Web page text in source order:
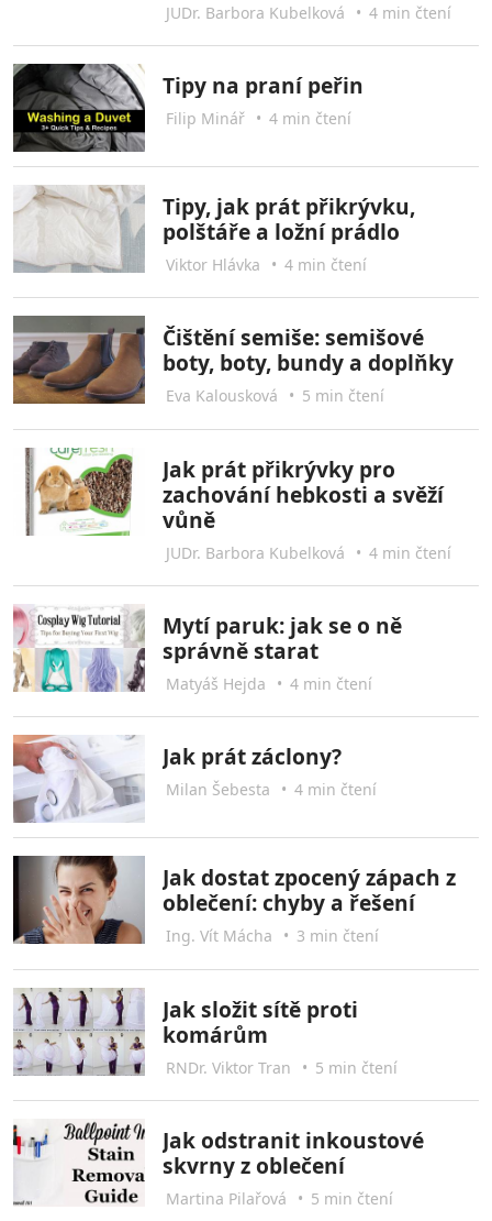
JUDr. Barbora Kubelková • 4 min čtení
Tipy na praní peřin
Filip Minář • 4 min čtení
Tipy, jak prát přikrývku,
polštáře a ložní prádlo
Viktor Hlávka • 4 min čtení
Čištění semiše: semišové
boty, boty, bundy a doplňky
Eva Kalousková • 5 min čtení
Jak prát přikrývky pro
zachování hebkosti a svěží
vůně
JUDr. Barbora Kubelková • 4 min čtení
Mytí paruk: jak se o ně
správně starat
Matyáš Hejda • 4 min čtení
Jak prát záclony?
Milan Šebesta • 4 min čtení
Jak dostat zpocený zápach z
oblečení: chyby a řešení
Ing. Vít Mácha • 3 min čtení
Jak složit sítě proti
komárům
RNDr. Viktor Tran • 5 min čtení
Jak odstranit inkoustové
skvrny z oblečení
Martina Pilařová • 5 min čtení